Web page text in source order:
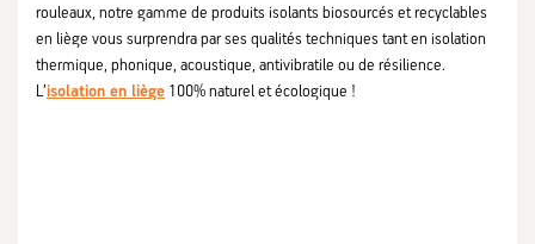
rouleaux, notre gamme de produits isolants biosourcés et recyclables
en liège vous surprendra par ses qualités techniques tant en isolation
thermique, phonique, acoustique, antivibratile ou de résilience.
L’isolation en liège 100% naturel et écologique !